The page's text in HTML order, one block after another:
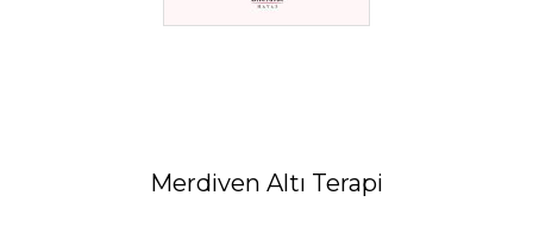
Hayatla Bir Anlaşma - Kendi Kendinin